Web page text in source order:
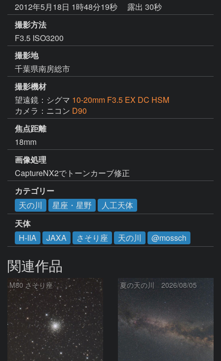
2012年5月18日 1時48分19秒
露出 30秒
撮影方法
F3.5 ISO3200
撮影地
千葉県南房総市
撮影機材
望遠鏡：シグマ 10-20mm F3.5 EX DC HSM
カメラ：ニコン D90
焦点距離
18mm
画像処理
CaptureNX2でトーンカーブ修正
カテゴリー
天の川
星座・星野
人工天体
天体
H-IIA
JAXA さそり座 天の川 @mossch
関連作品
M80 さそり座 夏の天の川 2026/08/05